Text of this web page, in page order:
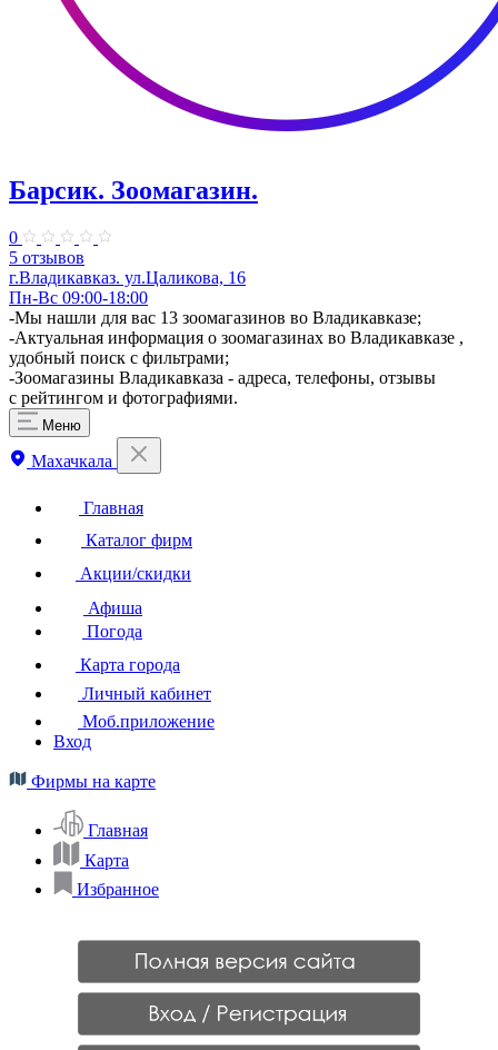
Барсик. Зоомагазин.
0
5 отзывов
г.Владикавказ. ул.Цаликова, 16
Пн-Вс 09:00-18:00
-Мы нашли для вас 13 зоомагазинов во Владикавказе;
-Актуальная информация о зоомагазинах во Владикавказе ,
удобный поиск с фильтрами;
-Зоомагазины Владикавказа - адреса, телефоны, отзывы
с рейтингом и фотографиями.
Меню
Махачкала
Главная
Каталог фирм
Акции/скидки
Афиша
Погода
Карта города
Личный кабинет
Моб.приложение
Вход
Фирмы на карте
Главная
Карта
Избранное